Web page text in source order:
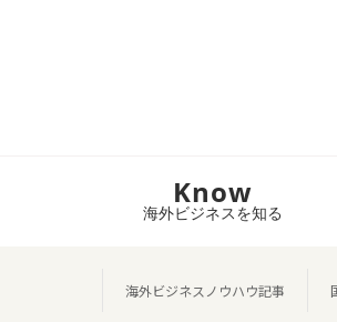
Know
海外ビジネスを知る
海外ビジネスノウハウ記事